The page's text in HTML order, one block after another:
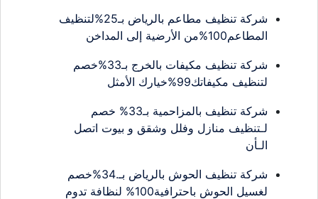
شركة تنظيف مطاعم بالرياض بـ25%لتنظيف
المطاعم100%من الأرضية إلى المداخن
شركة تنظيف مكيفات بالخرج بـ33%خصم
لتنظيف مكيفاتك99%خيارك الأمثل
شركة تنظيف بالمزاحمية بـ33% خصم
لـتنظيف منازل وفلل وشقق و بيوت اتصل
الـأن
شركة تنظيف الحوش بالرياض بـ.34%خصم
لغسيل الحوش باحترافية100% لنظافة تدوم